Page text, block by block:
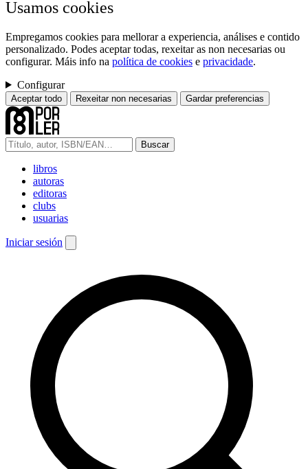
Usamos cookies
Empregamos cookies para mellorar a experiencia, análises e contido
personalizado. Podes aceptar todas, rexeitar as non necesarias ou
configurar. Máis info na política de cookies e privacidade.
Configurar
Aceptar todo Rexeitar non necesarias Gardar preferencias
Buscar
libros
autoras
editoras
clubs
usuarias
Iniciar sesión